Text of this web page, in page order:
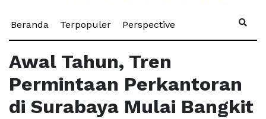
Beranda (current)
Terpopuler(current)
Perspective
Awal Tahun, Tren
Permintaan Perkantoran
di Surabaya Mulai Bangkit